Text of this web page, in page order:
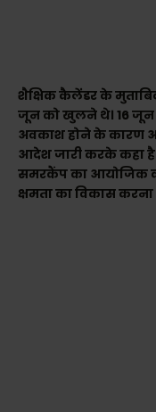
शैक्षिक कैलेंडर के
जून को खुलने थे। 16 जून
अवकाश होने के कारण
आदेश जारी करके कहा
समरकैंप का आयोजिक
क्षमता का विकास करना